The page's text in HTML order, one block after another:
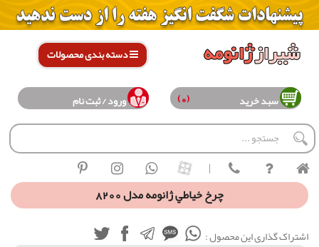
دسته بندی محصولات
سبد خرید (0) ورود / ثبت نام
|
چرخ خياطي ژانومه مدل 8200
اشتراک گذاری این محصول :